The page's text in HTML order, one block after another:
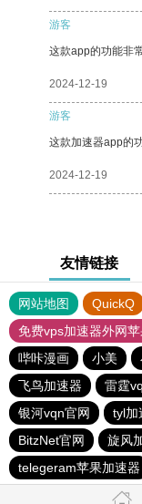
游客
这款app的功能非
2024-12-19
游客
这款加速器app的
2024-12-19
友情链接
网站地图 QuickQ
免费vps加速器外网
哔咔漫画
小美
飞鸟加速器
雷霆
银河vqn官网
tyl加
BitzNet官网
旋风
telegeram苹果加速器